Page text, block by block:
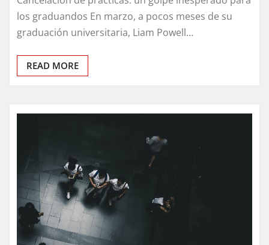
los graduandos En marzo, a pocos meses de su
graduación universitaria, Liam Powell…
READ MORE